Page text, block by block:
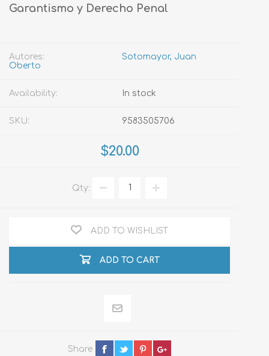
Garantismo y Derecho Penal
Autores:
Sotomayor, Juan
Oberto
Availability: In stock
SKU: 9583505706
$20.00
Qty:
ADD TO WISHLIST
ADD TO CART
Share